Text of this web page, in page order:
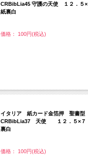
CRBibLia45 守護の天使 １２．５
紙裏白
価格： 100円(税込)
イタリア 紙カード金箔押 聖書
CRBibLia37 天使 １２．５×７
裏白
価格： 100円(税込)